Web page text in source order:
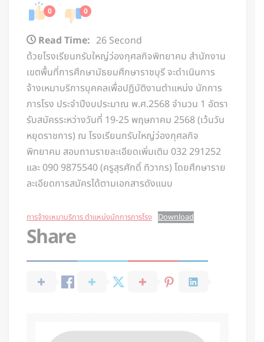
0 0
Read Time: 26 Second
ด้วยโรงเรียนกรับใหญ่ว่องกุศลกิจพิทยาคม สำนักงาน
เขตพื้นที่การศึกษามัธยมศึกษาราชบุรี จะดำเนินการ
จ้างเหมาบริการบุคคลเพื่อปฏิบัติงานตำแหน่ง นักการ
ภารโรง ประจำปีงบประมาณ พ.ศ.2568 จำนวน 1 อัตรา
รับสมัครระหว่างวันที่ 19-25 พฤษภาคม 2568 (เว้นวัน
หยุดราชการ) ณ โรงเรียนกรับใหญ่ว่องกุศลกิจ
พิทยาคม สอบถามรายละเอียดเพิ่มเติม 032 291252
และ 090 9875540 (ครูสุรศักดิ์ ทิวากร) โดยศึกษาราย
ละเอียดการสมัครได้ตามเอกสารดังแนบ
การจ้างเหมาบริการ ตำแหน่งนักการภารโรง Download
Share